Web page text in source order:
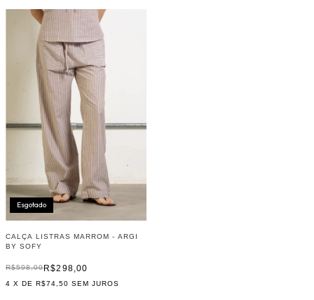
Esgotado
CALÇA LISTRAS MARROM - ARGI
BY SOFY
R$298,00
R$598,00
4 X DER$74,50 SEM JUROS